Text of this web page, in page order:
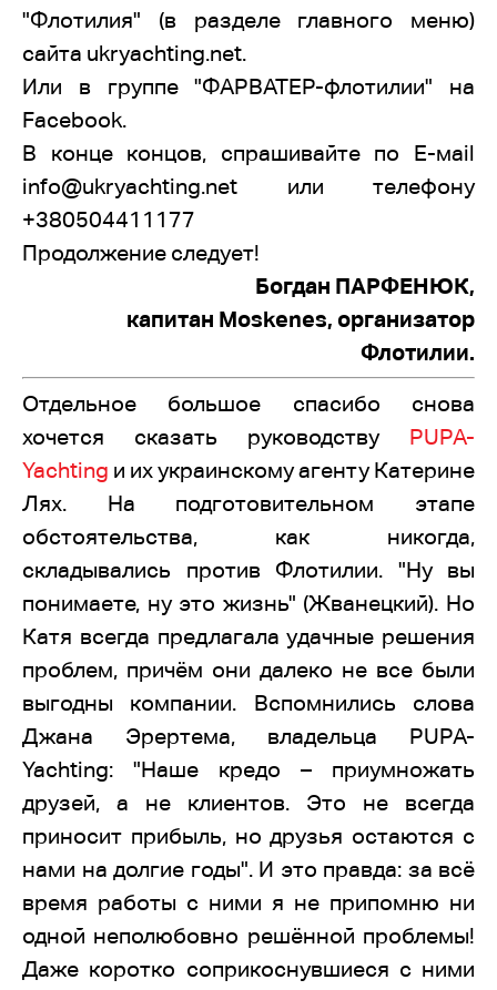
"Флотилия" (в разделе главного меню)
сайта ukryachting.net.
Или в группе "ФАРВАТЕР-флотилии" на
Facebook.
В конце концов, спрашивайте по E-мail
info@ukryachting.net или телефону
+380504411177
Продолжение следует!
Богдан ПАРФЕНЮК,
капитан Moskenes, организатор
Флотилии.
Отдельное большое спасибо снова
хочется сказать руководству PUPA-
Yachting и их украинскому агенту Катерине
Лях. На подготовительном этапе
обстоятельства, как никогда,
складывались против Флотилии. "Ну вы
понимаете, ну это жизнь" (Жванецкий). Но
Катя всегда предлагала удачные решения
проблем, причём они далеко не все были
выгодны компании. Вспомнились слова
Джана Эрертема, владельца PUPA-
Yachting: "Наше кредо – приумножать
друзей, а не клиентов. Это не всегда
приносит прибыль, но друзья остаются с
нами на долгие годы". И это правда: за всё
время работы с ними я не припомню ни
одной неполюбовно решённой проблемы!
Даже коротко соприкоснувшиеся с ними